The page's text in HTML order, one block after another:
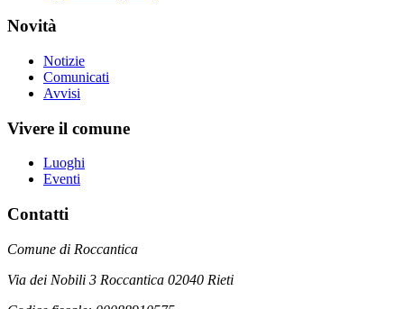
Novità
Notizie
Comunicati
Avvisi
Vivere il comune
Luoghi
Eventi
Contatti
Comune di Roccantica
Via dei Nobili 3 Roccantica 02040 Rieti